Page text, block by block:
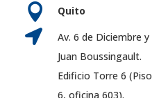
 Quito

Av. 6 de Diciembre y
Juan Boussingault.
Edificio Torre 6 (Piso
6, oficina 603).